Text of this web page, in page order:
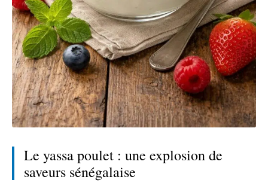
Le yassa poulet : une explosion de
saveurs sénégalaise